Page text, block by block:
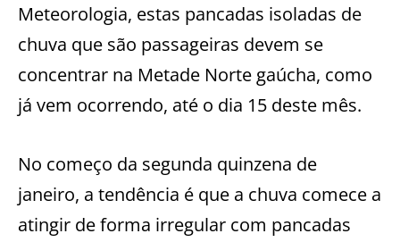
Meteorologia, estas pancadas isoladas de
chuva que são passageiras devem se
concentrar na Metade Norte gaúcha, como
já vem ocorrendo, até o dia 15 deste mês.
No começo da segunda quinzena de
janeiro, a tendência é que a chuva comece a
atingir de forma irregular com pancadas